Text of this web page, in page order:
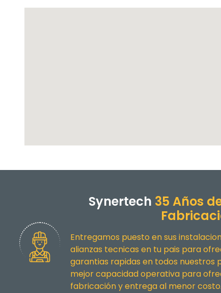
Synertech 35 Años
Entregamos puesto en sus
alianzas tecnicas en tu pais para
garantias rapidas en todos nuestros
mejor capacidad operativa para
fabricación y entrega al menor costo.